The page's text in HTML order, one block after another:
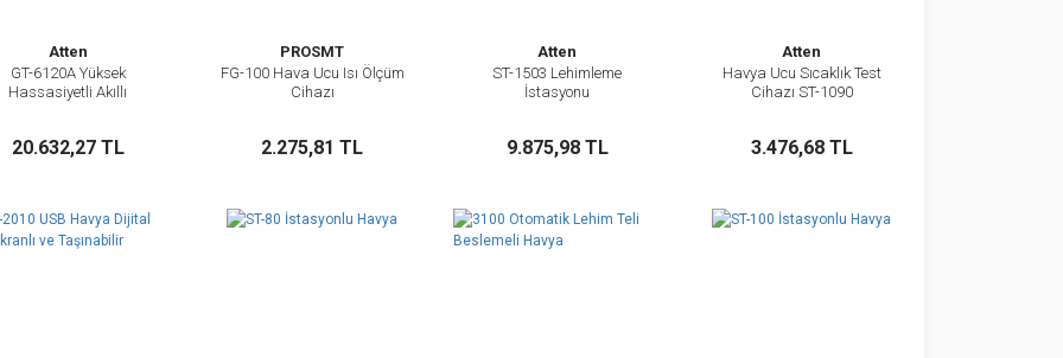
Atten
GT-6120A Yüksek
Hassasiyetli Akıllı
20.632,27 TL
İncele
Sepete Ekle
PROSMT
FG-100 Hava Ucu Isı Ölçüm
Cihazı
2.275,81 TL
İncele
Sepete Ekle
Atten
ST-1503 Lehimleme
İstasyonu
9.875,98 TL
İncele
Sepete Ekle
Atten
Havya Ucu Sıcaklık Test
Cihazı ST-1090
3.476,68 TL
İncele
Sepete Ekle